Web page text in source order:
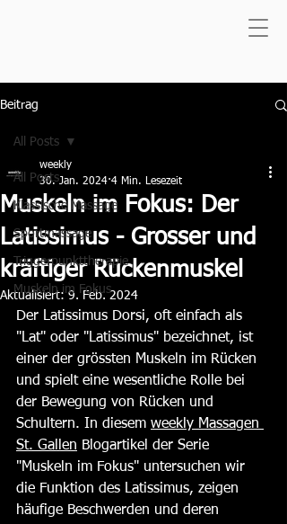
Beitrag
All Posts
Klassische Massage
Sportmassage
Triggerpunkttherapie
Muskeln im Fokus
All Posts
Muskeln im Fokus: Der
Latissimus - Grosser und
kräftiger Rückenmuskel
weekly
30. Jan. 2024 4 Min. Lesezeit
Aktualisiert:9. Feb. 2024
Der Latissimus Dorsi, oft einfach als
"Lat" oder "Latissimus" bezeichnet, ist
einer der grössten Muskeln im Rücken
und spielt eine wesentliche Rolle bei
der Bewegung von Rücken und
Schultern. In diesem weekly Massagen
St. Gallen Blogartikel der Serie
"Muskeln im Fokus" untersuchen wir
die Funktion des Latissimus, zeigen
häufige Beschwerden und deren